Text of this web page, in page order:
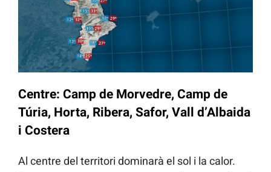
Centre: Camp de Morvedre, Camp de
Túria, Horta, Ribera, Safor, Vall d’Albaida
i Costera
Al centre del territori dominarà el sol i la calor.